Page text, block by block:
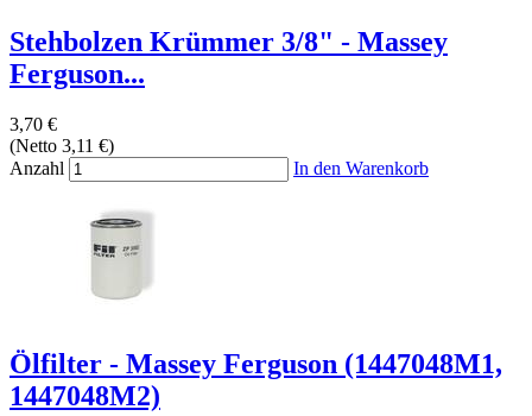
Stehbolzen Krümmer 3/8" - Massey
Ferguson...
3,70 €
(Netto 3,11 €)
Anzahl
In den Warenkorb
Ölfilter - Massey Ferguson (1447048M1,
1447048M2)